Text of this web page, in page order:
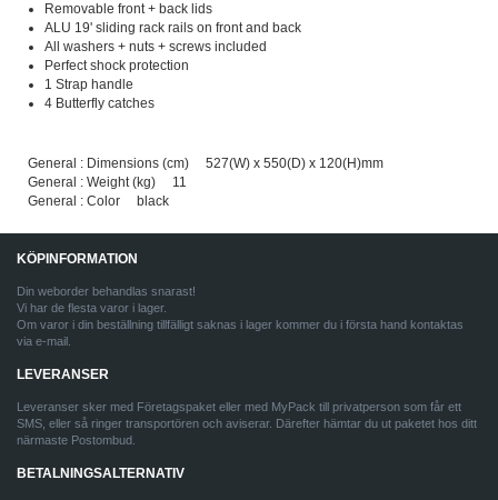
Removable front + back lids
ALU 19' sliding rack rails on front and back
All washers + nuts + screws included
Perfect shock protection
1 Strap handle
4 Butterfly catches
General : Dimensions (cm) 527(W) x 550(D) x 120(H)mm
General : Weight (kg) 11
General : Color black
KÖPINFORMATION
Din weborder behandlas snarast!
Vi har de flesta varor i lager.
Om varor i din beställning tillfälligt saknas i lager kommer du i första hand kontaktas
via e-mail.
LEVERANSER
Leveranser sker med Företagspaket eller med MyPack till privatperson som får ett
SMS, eller så ringer transportören och aviserar. Därefter hämtar du ut paketet hos ditt
närmaste Postombud.
BETALNINGSALTERNATIV